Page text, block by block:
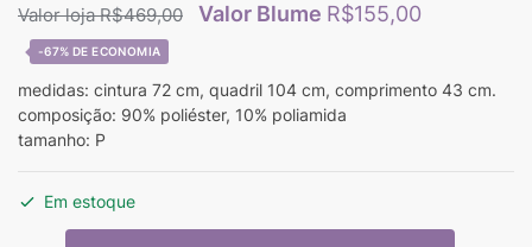
R$469,00 R$155,00
-67%
medidas: cintura 72 cm, quadril 104 cm, comprimento 43 cm.
composição: 90% poliéster, 10% poliamida
tamanho: P
Em estoque